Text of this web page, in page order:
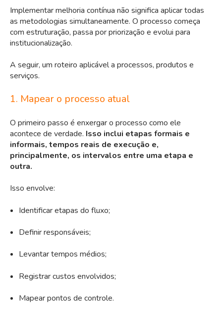
Implementar melhoria contínua não significa aplicar todas
as metodologias simultaneamente. O processo começa
com estruturação, passa por priorização e evolui para
institucionalização.
A seguir, um roteiro aplicável a processos, produtos e
serviços.
1. Mapear o processo atual
O primeiro passo é enxergar o processo como ele
acontece de verdade. Isso inclui etapas formais e
informais, tempos reais de execução e,
principalmente, os intervalos entre uma etapa e
outra.
Isso envolve:
Identificar etapas do fluxo;
Definir responsáveis;
Levantar tempos médios;
Registrar custos envolvidos;
Mapear pontos de controle.